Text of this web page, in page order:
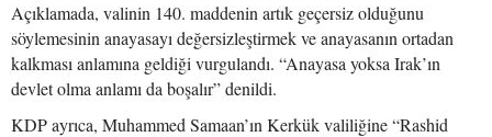
Açıklamada, valinin 140. maddenin artık geçersiz olduğunu
söylemesinin anayasayı değersizleştirmek ve anayasanın ortadan
kalkması anlamına geldiği vurgulandı. “Anayasa yoksa Irak’ın
devlet olma anlamı da boşalır” denildi.
KDP ayrıca, Muhammed Samaan’ın Kerkük valiliğine “Rashid